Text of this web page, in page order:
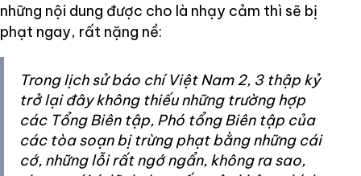
những nội dung được cho là nhạy cảm thì sẽ bị
phạt ngay, rất nặng nề:
Trong lịch sử báo chí Việt Nam 2, 3 thập kỷ
trở lại đây không thiếu những trường hợp
các Tổng Biên tập, Phó tổng Biên tập của
các tòa soạn bị trừng phạt bằng những cái
cớ, những lỗi rất ngớ ngẩn, không ra sao,